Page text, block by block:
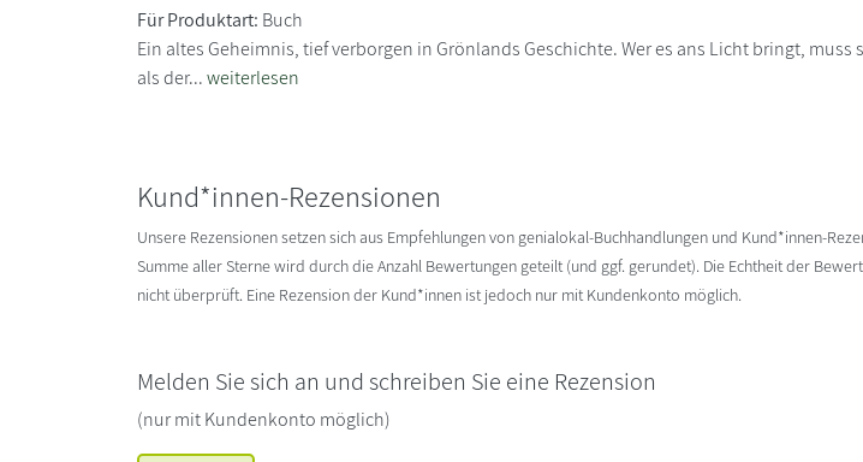
Für Produktart: Buch
Ein altes Geheimnis, tief verborgen in Grönlands Geschichte. Wer es ans Licht bringt,
als der...weiterlesen
Kund*innen-Rezensionen
Unsere Rezensionen setzen sich aus Empfehlungen von genialokal-Buchhandlungen und Kund*innen-
Summe aller Sterne wird durch die Anzahl Bewertungen geteilt (und ggf. gerundet). Die Echtheit der
nicht überprüft. Eine Rezension der Kund*innen ist jedoch nur mit Kundenkonto möglich.
Melden Sie sich an und schreiben Sie eine Rezension
(nur mit Kundenkonto möglich)